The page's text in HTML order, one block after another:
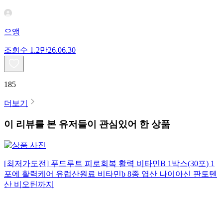
으앵
조회수 1.2만26.06.30
185
더보기
이 리뷰를 본 유저들이 관심있어 한 상품
[최저가도전] 푸드루트 피로회복 활력 비타민B 1박스(30포) 1
포에 활력케어 유럽산원료 비타민b 8종 엽산 나이아신 판토텐
산 비오틴까지